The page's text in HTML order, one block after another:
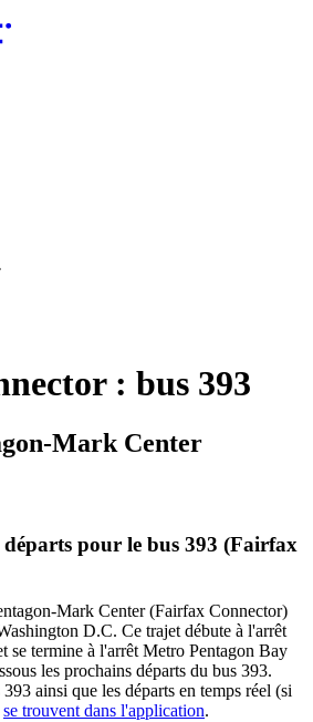
: bus 393
Mark Center
pour le bus 393 (Fairfax
Mark Center (Fairfax Connector)
D.C. Ce trajet débute à l'arrêt
se termine à l'arrêt Metro Pentagon Bay
les prochains départs du bus 393.
ainsi que les départs en temps réel (si
se trouvent dans l'application.